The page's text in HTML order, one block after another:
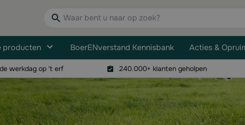
Waar bent u naar op zoek?
producten BoerENverstand Kennisbank Acties &
werkdag op 't erf 240.000+ klanten geholpen